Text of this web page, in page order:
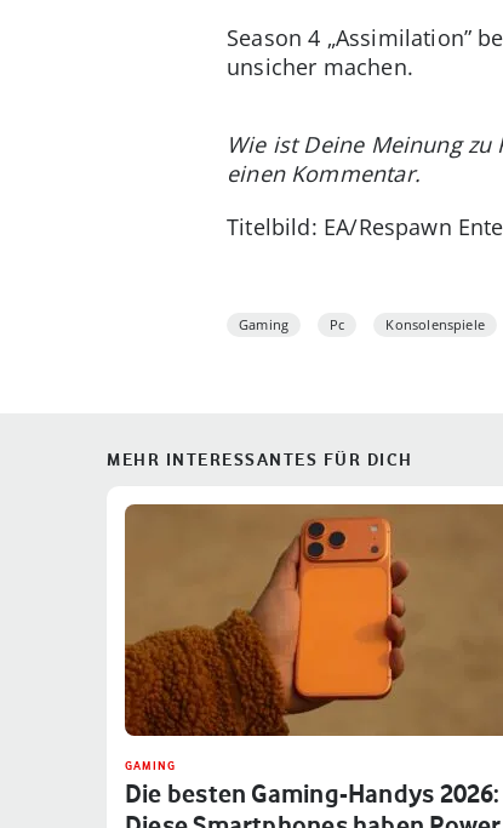
Season 4 „Assimilation”
unsicher machen.
Wie ist Deine Meinung zu
einen Kommentar.
Titelbild: EA/Respawn
Gaming Pc Konsolenspiele
MEHR INTERESSANTES FÜR DICH
GAMING
Die besten Gaming-Handys 2026: